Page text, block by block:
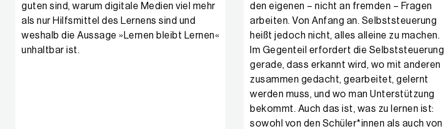
guten sind, warum digitale Medien viel mehr
als nur Hilfsmittel des Lernens sind und
weshalb die Aussage »Lernen bleibt Lernen«
unhaltbar ist.
den eigenen – nicht an fremden – Fragen
arbeiten. Von Anfang an. Selbststeuerung
heißt jedoch nicht, alles alleine zu machen.
Im Gegenteil erfordert die Selbststeuerung
gerade, dass erkannt wird, wo mit anderen
zusammen gedacht, gearbeitet, gelernt
werden muss, und wo man Unterstützung
bekommt. Auch das ist, was zu lernen ist:
sowohl von den Schüler*innen als auch von